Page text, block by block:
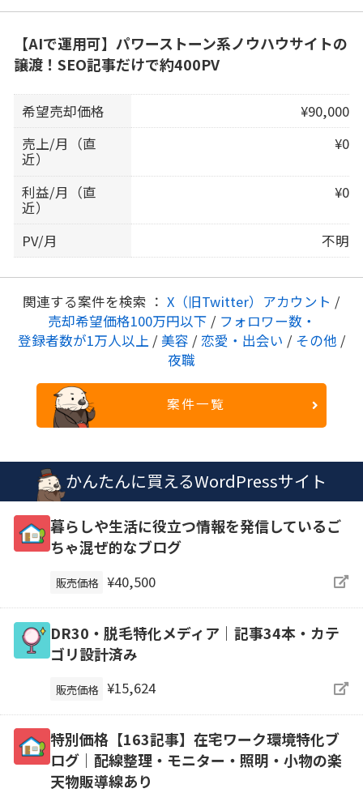
【AIで運用可】パワーストーン系ノウハウサイトの
譲渡！SEO記事だけで約400PV
希望売却価格
¥90,000
売上/月（直
近）
¥0
利益/月（直
近）
¥0
PV/月 不明
関連する案件を検索 ： X（旧Twitter）アカウント /
売却希望価格100万円以下 / フォロワー数・
登録者数が1万人以上 / 美容 / 恋愛・出会い / その他 /
夜職
案件一覧
かんたんに買えるWordPressサイト
暮らしや生活に役立つ情報を発信しているご
ちゃ混ぜ的なブログ
販売価格 ¥40,500
DR30・脱毛特化メディア｜記事34本・カテ
ゴリ設計済み
販売価格 ¥15,624
特別価格【163記事】在宅ワーク環境特化ブ
ログ｜配線整理・モニター・照明・小物の楽
天物販導線あり